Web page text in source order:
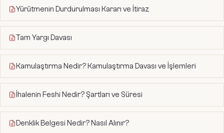
Yürütmenin Durdurulması Kararı ve İtiraz
Tam Yargı Davası
Kamulaştırma Nedir? Kamulaştırma Davası ve İşlemleri
İhalenin Feshi Nedir? Şartları ve Süresi
Denklik Belgesi Nedir? Nasıl Alınır?